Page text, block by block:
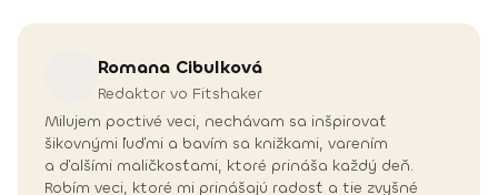
Romana Cibulková
Redaktor vo Fitshaker
Milujem poctivé veci, nechávam sa inšpirovať
šikovnými ľuďmi a bavím sa knižkami, varením
a ďalšími maličkosťami, ktoré prináša každý deň.
Robím veci, ktoré mi prinášajú radosť a tie zvyšné